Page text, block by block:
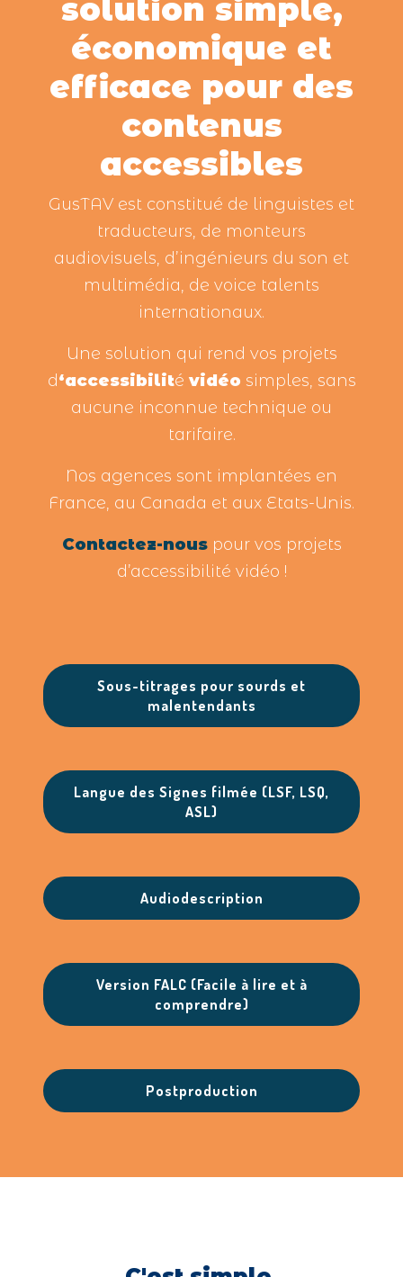
solution simple,
économique et
efficace pour des
contenus
accessibles
GusTAV est constitué de linguistes et
traducteurs, de monteurs
audiovisuels, d’ingénieurs du son et
multimédia, de voice talents
internationaux.
Une solution qui rend vos projets
d‘accessibilité vidéo simples, sans
aucune inconnue technique ou
tarifaire.
Nos agences sont implantées en
France, au Canada et aux Etats-Unis.
Contactez-nouspour vos projets
d’accessibilité vidéo !
Sous-titrages pour sourds et
malentendants
Langue des Signes filmée (LSF, LSQ,
ASL)
Audiodescription
Version FALC (Facile à lire et à
comprendre)
Postproduction